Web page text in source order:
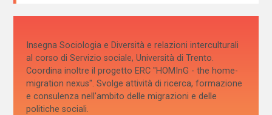
Insegna Sociologia e Diversità e relazioni interculturali
al corso di Servizio sociale, Università di Trento.
Coordina inoltre il progetto ERC "HOMInG - the home-
migration nexus". Svolge attività di ricerca, formazione
e consulenza nell'ambito delle migrazioni e delle
politiche sociali.